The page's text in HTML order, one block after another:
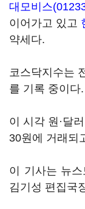
대모비스
이어가고 있고
약세다.
코스닥지수는
를 기록 중이다.
이 시각 원·달
30원에 거래되
이 기사는 뉴
김기성 편집국